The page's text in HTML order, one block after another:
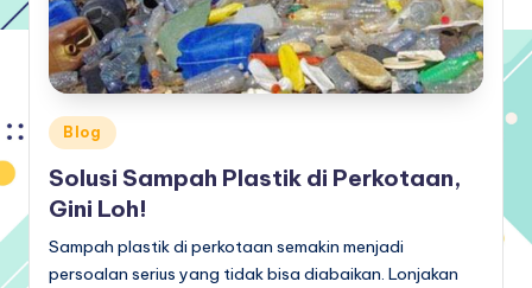
Posted
in
Blog
Solusi Sampah Plastik di Perkotaan,
Gini Loh!
Sampah plastik di perkotaan semakin menjadi
persoalan serius yang tidak bisa diabaikan. Lonjakan